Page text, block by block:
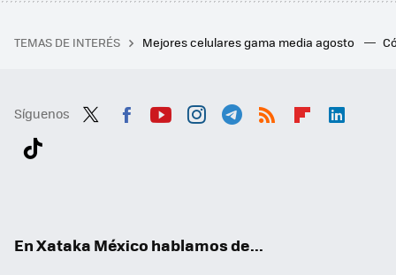
TEMAS DE INTERÉS Mejores celulares gama media agosto
Síguenos
En Xataka México hablamos de...